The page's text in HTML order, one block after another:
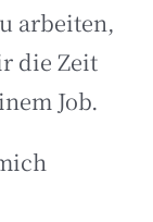
arbeiten,
die Zeit
Job.